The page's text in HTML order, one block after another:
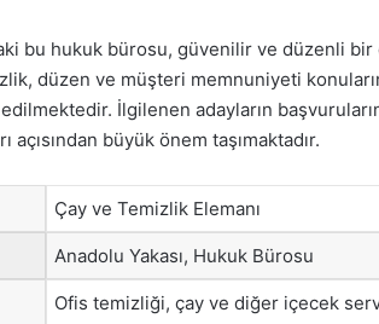
bu hukuk bürosu, güvenilir ve düzenli bir
düzen ve müşteri memnuniyeti
İlgilenen adayların
açısından büyük önem taşımaktadır.
Çay ve Temizlik Elemanı
Anadolu Yakası, Hukuk Bürosu
Ofis temizliği, çay ve diğer içecek